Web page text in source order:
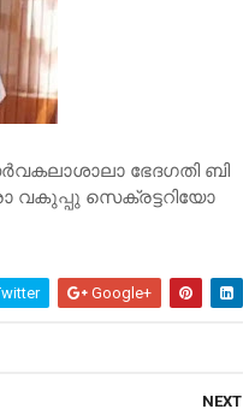
ഭേ​ദ​ഗ​തി ബി​
വ​കു​പ്പു സെ​ക്ര​ട്ട​റി​യോ
Google+
NEXT